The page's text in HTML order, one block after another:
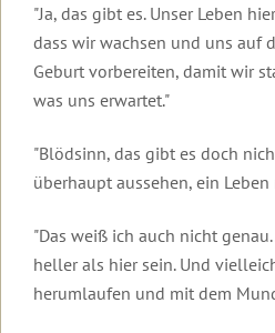
Vorträge
Tagesseminare
Mehrtagesseminare
Wirtschafts-
Seminare
Urlaub
auf
Lesbos
10-
Wochen-
Online-
Kurs
Wochen-
Online-
Kurs
Die
Robert
Basis-
Kraftinsel
Lesbos
Willkommen
auf
Urlaubsseminare
auf
Lesbos
Informationen
zur
Insel
Lesbos
Transformationsprozess
&
Überblick
Therapie
Einleitung
Die
Transformationswoche®
Therapeuten
&
Alle
Therapeuten
Coaches
Service
&
Kontakt
"Ja, das gibt es. Unser Leben
dass wir wachsen und uns auf
Geburt vorbereiten, damit wir
was uns erwartet."
"Blödsinn, das gibt es doch
überhaupt aussehen, ein
"Das weiß ich auch nicht
heller als hier sein. Und
herumlaufen und mit dem